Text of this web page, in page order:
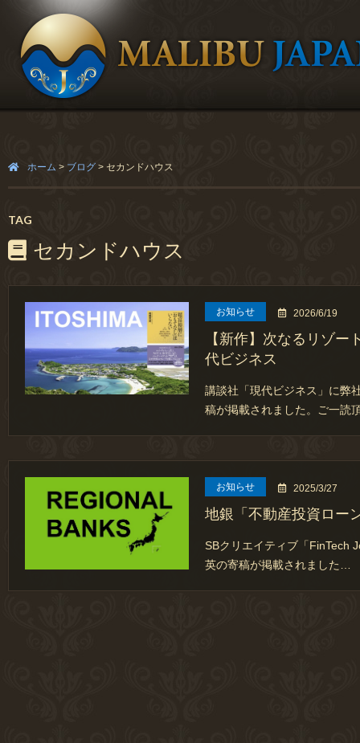
ホーム > ブログ > セカンドハウス
TAG
セカンドハウス
お知らせ 2026/6/19
【新作】次なるリゾー
代ビジネス
講談社「現代ビジネス」に弊
稿が掲載されました。ご一読
お知らせ 2025/3/27
地銀「不動産投資ロー
SBクリエイティブ「FinTech
英の寄稿が掲載されました…